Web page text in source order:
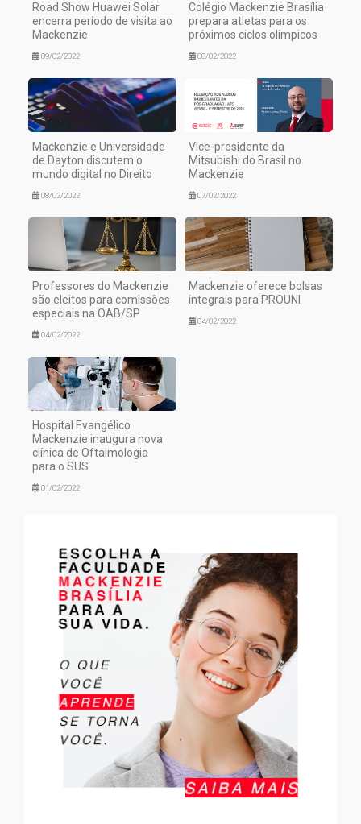
Road Show Huawei Solar
encerra período de visita ao
Mackenzie
09/02/2022
Colégio Mackenzie Brasília
prepara atletas para os
próximos ciclos olímpicos
08/02/2022
Mackenzie e Universidade
de Dayton discutem o
mundo digital no Direito
08/02/2022
Vice-presidente da
Mitsubishi do Brasil no
Mackenzie
07/02/2022
Professores do Mackenzie
são eleitos para comissões
especiais na OAB/SP
04/02/2022
Mackenzie oferece bolsas
integrais para PROUNI
04/02/2022
Hospital Evangélico
Mackenzie inaugura nova
clínica de Oftalmologia
para o SUS
01/02/2022